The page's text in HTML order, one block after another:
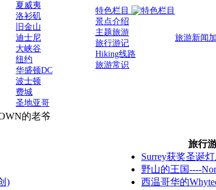
夏威夷
洛衫矶
旧金山
迪士尼
大峡谷
纽约
华盛顿DC
波士顿
费城
圣地亚哥
特色栏目
景点介绍
主题旅游
旅行游记
Hiking线路
旅游常识
旅游新闻
的老爷
)
旅行
Surrey获奖圣诞
野山的王国----
西温哥华的